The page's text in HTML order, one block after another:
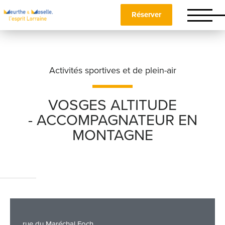
Réserver
Activités sportives et de plein-air
VOSGES ALTITUDE
- ACCOMPAGNATEUR EN
MONTAGNE
Nom*